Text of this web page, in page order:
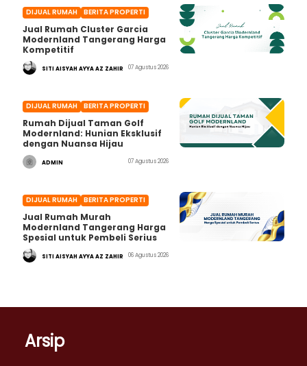
DIJUAL RUMAH BERITA PROPERTI
Jual Rumah Cluster Garcia
Modernland Tangerang Harga
Kompetitif
SITI AISYAH AYYA AZ ZAHIR 07 Agustus 2026
DIJUAL RUMAH BERITA PROPERTI
Rumah Dijual Taman Golf
Modernland: Hunian Eksklusif
dengan Nuansa Hijau
ADMIN 07 Agustus 2026
DIJUAL RUMAH BERITA PROPERTI
Jual Rumah Murah
Modernland Tangerang Harga
Spesial untuk Pembeli Serius
SITI AISYAH AYYA AZ ZAHIR 06 Agustus 2026
Arsip